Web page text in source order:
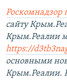
Роскомнадзор
сайту
Крым.Реалии
https://
основными
Крым.Реалии.